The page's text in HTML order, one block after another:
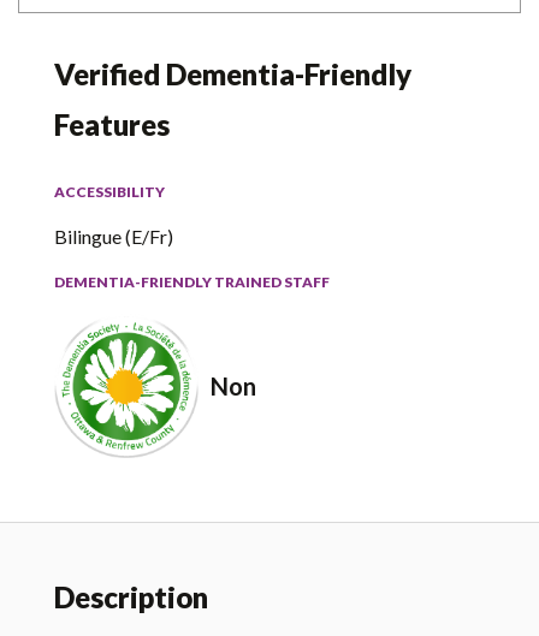
Verified Dementia-Friendly
Features
ACCESSIBILITY
Bilingue (E/Fr)
DEMENTIA-FRIENDLY TRAINED STAFF
Non
Description